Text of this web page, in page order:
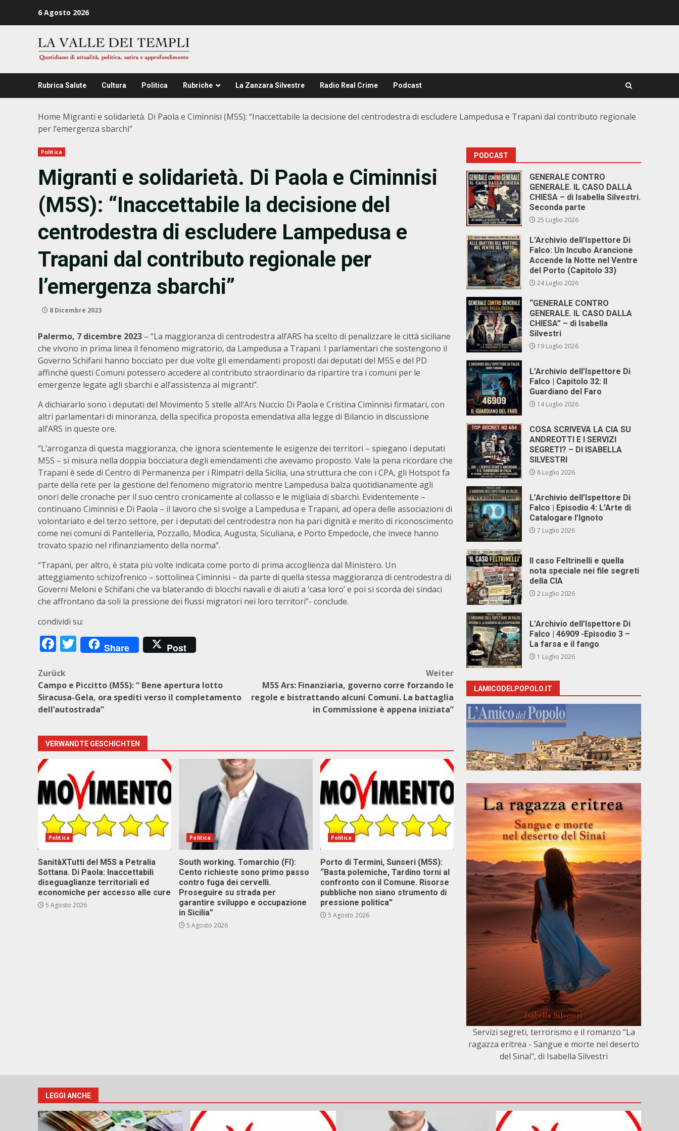
6 Agosto 2026
Rubrica Salute Cultura Politica Rubriche La Zanzara Silvestre Radio Real Crime Podcast
Home Migranti e solidarietà. Di Paola e Ciminnisi (M5S): “Inaccettabile la decisione del centrodestra di escludere Lampedusa e Trapani dal contributo regionale
per l’emergenza sbarchi”
Politica
Migranti e solidarietà. Di Paola e Ciminnisi
(M5S): “Inaccettabile la decisione del
centrodestra di escludere Lampedusa e
Trapani dal contributo regionale per
l’emergenza sbarchi”
8 Dicembre 2023
Palermo, 7 dicembre 2023 – “La maggioranza di centrodestra all’ARS ha scelto di penalizzare le città siciliane
che vivono in prima linea il fenomeno migratorio, da Lampedusa a Trapani. I parlamentari che sostengono il
Governo Schifani hanno bocciato per due volte gli emendamenti proposti dai deputati del M5S e del PD
affinché questi Comuni potessero accedere al contributo straordinario da ripartire tra i comuni per le
emergenze legate agli sbarchi e all’assistenza ai migranti”.
A dichiararlo sono i deputati del Movimento 5 stelle all’Ars Nuccio Di Paola e Cristina Ciminnisi firmatari, con
altri parlamentari di minoranza, della specifica proposta emendativa alla legge di Bilancio in discussione
all’ARS in queste ore.
“L’arroganza di questa maggioranza, che ignora scientemente le esigenze dei territori – spiegano i deputati
M5S – si misura nella doppia bocciatura degli emendamenti che avevamo proposto. Vale la pena ricordare che
Trapani è sede di Centro di Permanenza per i Rimpatri della Sicilia, una struttura che con i CPA, gli Hotspot fa
parte della rete per la gestione del fenomeno migratorio mentre Lampedusa balza quotidianamente agli
onori delle cronache per il suo centro cronicamente al collasso e le migliaia di sbarchi. Evidentemente –
continuano Ciminnisi e Di Paola – il lavoro che si svolge a Lampedusa e Trapani, ad opera delle associazioni di
volontariato e del terzo settore, per i deputati del centrodestra non ha pari dignità e merito di riconoscimento
come nei comuni di Pantelleria, Pozzallo, Modica, Augusta, Siculiana, e Porto Empedocle, che invece hanno
trovato spazio nel rifinanziamento della norma”.
“Trapani, per altro, è stata più volte indicata come porto di prima accoglienza dal Ministero. Un
atteggiamento schizofrenico – sottolinea Ciminnisi – da parte di quella stessa maggioranza di centrodestra di
Governi Meloni e Schifani che va blaterando di blocchi navali e di aiuti a ‘casa loro’ e poi si scorda dei sindaci
che affrontano da soli la pressione dei flussi migratori nei loro territori”- conclude.
condividi su:
Facebook
Twitter
Share Post
Beitragsnavigation
Zurück
Campo e Piccitto (M5S): “ Bene apertura lotto
Siracusa-Gela, ora spediti verso il completamento
dell’autostrada”
Weiter
M5S Ars: Finanziaria, governo corre forzando le
regole e bistrattando alcuni Comuni. La battaglia
in Commissione è appena iniziata”
VERWANDTE GESCHICHTEN
Politica
SanitàXTutti del M5S a Petralia
Sottana. Di Paola: Inaccettabili
diseguaglianze territoriali ed
economiche per accesso alle cure
5 Agosto 2026
Politica
South working. Tomarchio (FI):
Cento richieste sono primo passo
contro fuga dei cervelli.
Proseguire su strada per
garantire sviluppo e occupazione
in Sicilia”
5 Agosto 2026
Politica
Porto di Termini, Sunseri (M5S):
“Basta polemiche, Tardino torni al
confronto con il Comune. Risorse
pubbliche non siano strumento di
pressione politica”
5 Agosto 2026
PODCAST
GENERALE CONTRO
GENERALE. IL CASO DALLA
CHIESA – di Isabella Silvestri.
Seconda parte
25 Luglio 2026
L’Archivio dell’Ispettore Di
Falco: Un Incubo Arancione
Accende la Notte nel Ventre
del Porto (Capitolo 33)
24 Luglio 2026
“GENERALE CONTRO
GENERALE. IL CASO DALLA
CHIESA” – di Isabella
Silvestri
19 Luglio 2026
L’Archivio dell’Ispettore Di
Falco | Capitolo 32: Il
Guardiano del Faro
14 Luglio 2026
COSA SCRIVEVA LA CIA SU
ANDREOTTI E I SERVIZI
SEGRETI? – DI ISABELLA
SILVESTRI
8 Luglio 2026
L’Archivio dell’Ispettore Di
Falco | Episodio 4: L’Arte di
Catalogare l’Ignoto
7 Luglio 2026
Il caso Feltrinelli e quella
nota speciale nei file segreti
della CIA
2 Luglio 2026
L’Archivio dell’Ispettore Di
Falco | 46909 -Episodio 3 –
La farsa e il fango
1 Luglio 2026
LAMICODELPOPOLO.IT
Servizi segreti, terrorismo e il romanzo "La
ragazza eritrea - Sangue e morte nel deserto
del Sinai", di Isabella Silvestri
LEGGI ANCHE